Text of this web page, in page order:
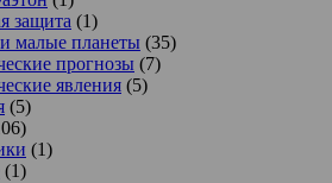
защита (1)
малые планеты (35)
прогнозы (7)
явления (5)
(5)
(1)
(1)